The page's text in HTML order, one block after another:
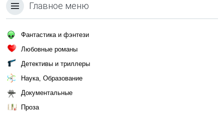
Главное меню
Фантастика и фэнтези
Любовные романы
Детективы и триллеры
Наука, Образование
Документальные
Проза